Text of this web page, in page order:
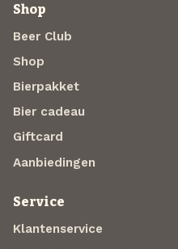
Shop
Beer Club
Shop
Bierpakket
Bier cadeau
Giftcard
Aanbiedingen
Service
Klantenservice